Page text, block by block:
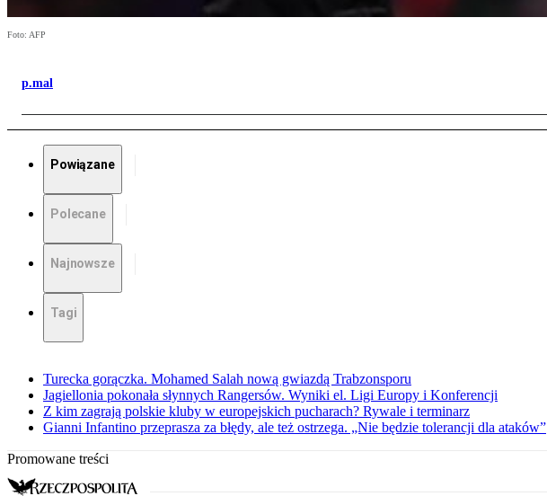
Foto: AFP
p.mal
Powiązane
Polecane
Najnowsze
Tagi
Turecka gorączka. Mohamed Salah nową gwiazdą Trabzonsporu
Jagiellonia pokonała słynnych Rangersów. Wyniki el. Ligi Europy i Konferencji
Z kim zagrają polskie kluby w europejskich pucharach? Rywale i terminarz
Gianni Infantino przeprasza za błędy, ale też ostrzega. „Nie będzie tolerancji dla ataków”
Promowane treści